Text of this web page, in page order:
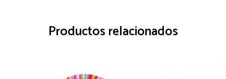
Productos relacionados